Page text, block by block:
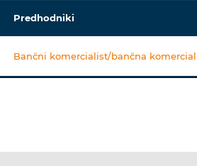
Predhodniki
Bančni komercialist/bančna